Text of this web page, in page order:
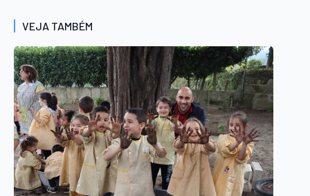
VEJA TAMBÉM